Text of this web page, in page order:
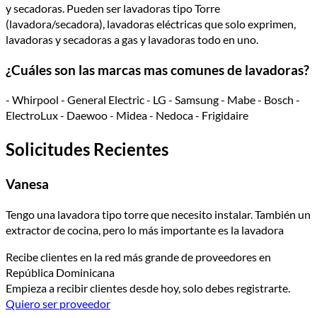
y secadoras. Pueden ser lavadoras tipo Torre
(lavadora/secadora), lavadoras eléctricas que solo exprimen,
lavadoras y secadoras a gas y lavadoras todo en uno.
¿Cuáles son las marcas mas comunes de lavadoras?
- Whirpool - General Electric - LG - Samsung - Mabe - Bosch -
ElectroLux - Daewoo - Midea - Nedoca - Frigidaire
Solicitudes Recientes
Vanesa
Tengo una lavadora tipo torre que necesito instalar. También un
extractor de cocina, pero lo más importante es la lavadora
Recibe clientes en la red más grande de proveedores en
República Dominicana
Empieza a recibir clientes desde hoy, solo debes registrarte.
Quiero ser proveedor